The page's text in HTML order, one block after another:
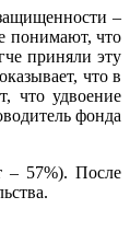
–
понимают, что
приняли эту
что в
что удвоение
фонда
– 57%). После